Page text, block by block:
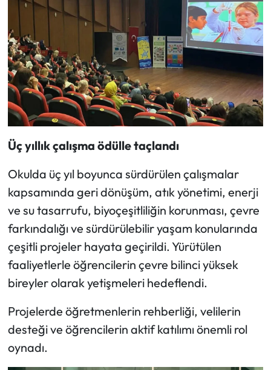
Üç yıllık çalışma ödülle taçlandı
Okulda üç yıl boyunca sürdürülen çalışmalar
kapsamında geri dönüşüm, atık yönetimi, enerji
ve su tasarrufu, biyoçeşitliliğin korunması, çevre
farkındalığı ve sürdürülebilir yaşam konularında
çeşitli projeler hayata geçirildi. Yürütülen
faaliyetlerle öğrencilerin çevre bilinci yüksek
bireyler olarak yetişmeleri hedeflendi.
Projelerde öğretmenlerin rehberliği, velilerin
desteği ve öğrencilerin aktif katılımı önemli rol
oynadı.
Oğuzlar Haberleri
Ortaköy Haberleri
Osmancık Haberleri
Otomotiv
Sağlık
Siyaset
Spor
Sungurlu Haberleri
Turizm
Uğurludağ Haberleri